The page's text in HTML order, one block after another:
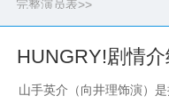
完整演员表>>
HUNGRY!剧情介
山手英介（向井理饰演）